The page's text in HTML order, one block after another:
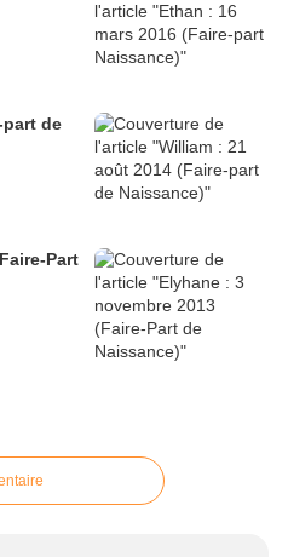
part de
Part